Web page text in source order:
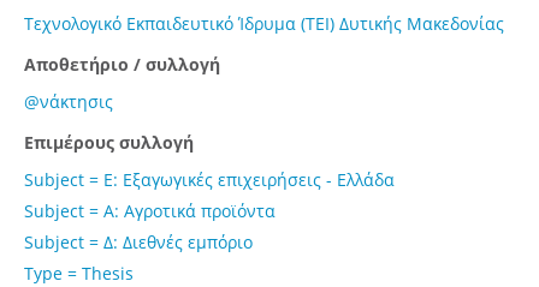
Τεχνολογικό Εκπαιδευτικό Ίδρυμα (ΤΕΙ) Δυτικής Μακεδονίας
Αποθετήριο / συλλογή
@νάκτησις
Επιμέρους συλλογή
Subject = Ε: Εξαγωγικές επιχειρήσεις - Ελλάδα
Subject = Α: Αγροτικά προϊόντα
Subject = Δ: Διεθνές εμπόριο
Type = Thesis